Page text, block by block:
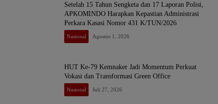
Setelah 15 Tahun Sengketa dan 17 Laporan Polisi,
APKOMINDO Harapkan Kepastian Administrasi
Perkara Kasasi Nomor 431 K/TUN/2026
Nasional Agustus 1, 2026
HUT Ke-79 Kemnaker Jadi Momentum Perkuat
Vokasi dan Transformasi Green Office
Nasional Juli 27, 2026